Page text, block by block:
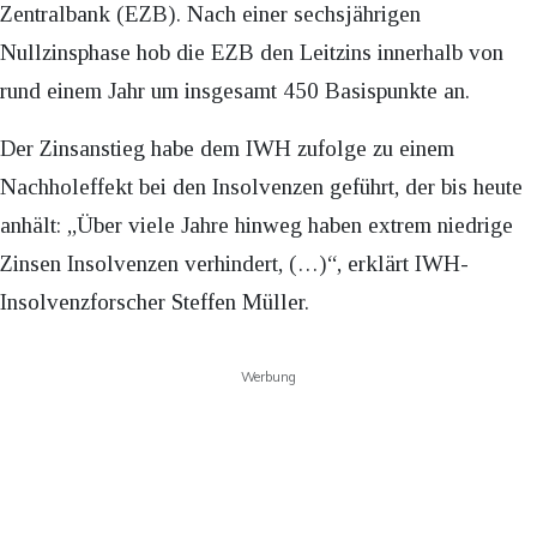
Zentralbank (EZB). Nach einer sechsjährigen
Nullzinsphase hob die EZB den Leitzins innerhalb von
rund einem Jahr um insgesamt 450 Basispunkte an.
Der Zinsanstieg habe dem IWH zufolge zu einem
Nachholeffekt bei den Insolvenzen geführt, der bis heute
anhält: „Über viele Jahre hinweg haben extrem niedrige
Zinsen Insolvenzen verhindert, (…)“, erklärt IWH-
Insolvenzforscher Steffen Müller.
Werbung